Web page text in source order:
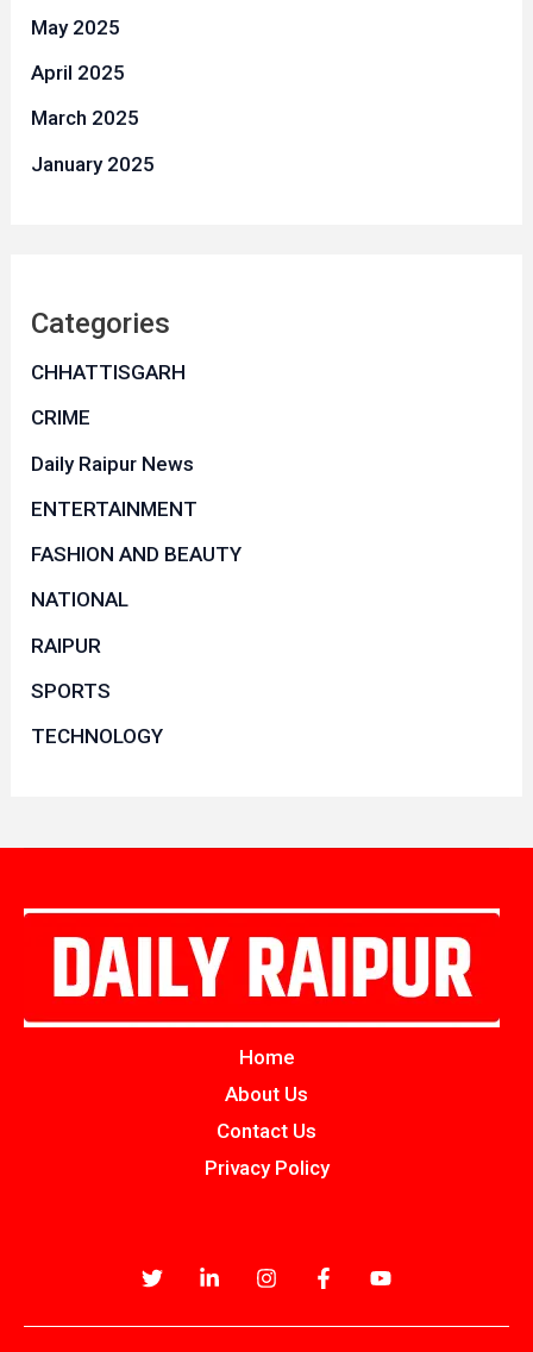
May 2025
April 2025
March 2025
January 2025
Categories
CHHATTISGARH
CRIME
Daily Raipur News
ENTERTAINMENT
FASHION AND BEAUTY
NATIONAL
RAIPUR
SPORTS
TECHNOLOGY
Home
About Us
Contact Us
Privacy Policy